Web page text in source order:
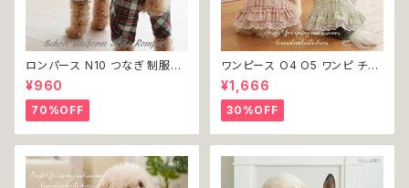
ロンパース N10 つなぎ 制服風
チェック柄 グレー 灰色 コスチュ
ーム コスプレ ドッグウェア dog
犬 猫 ペット 服 犬服 洋服 オシ
ャレ かわいい 小型犬 返品交換
不可
¥960
70%OFF
ワンピース O4 O5 ワンピ チェ
ック プリーツ レース 女の子 犬
犬服 小型 猫 服 洋服 ペット do
g ドッグウェア おしゃれ かわい
い 返品交換不可
¥1,666
30%OFF